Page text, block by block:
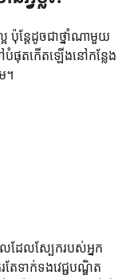
ប៉ុន្តែដូចជាថ្នាំណាមួយ
បំផុតកើតឡើងនៅកន្លែង
។
លដែលស្បែករបស់អ្នក
ែទាក់ទងវេជ្ជបណ្ឌិត